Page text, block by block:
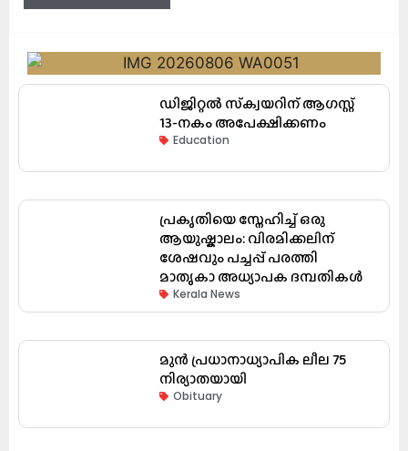
ഡിജിറ്റൽ സ്‌ക്വയറിന് ആഗസ്റ്റ്
13-നകം അപേക്ഷിക്കണം
Education
പ്രകൃതിയെ സ്നേഹിച്ച് ഒരു
ആയുഷ്കാലം: വിരമിക്കലിന്
ശേഷവും പച്ചപ്പ് പരത്തി
മാതൃകാ അധ്യാപക ദമ്പതികൾ
Kerala News
മുൻ പ്രധാനാധ്യാപിക ലീല 75
നിര്യാതയായി
Obituary